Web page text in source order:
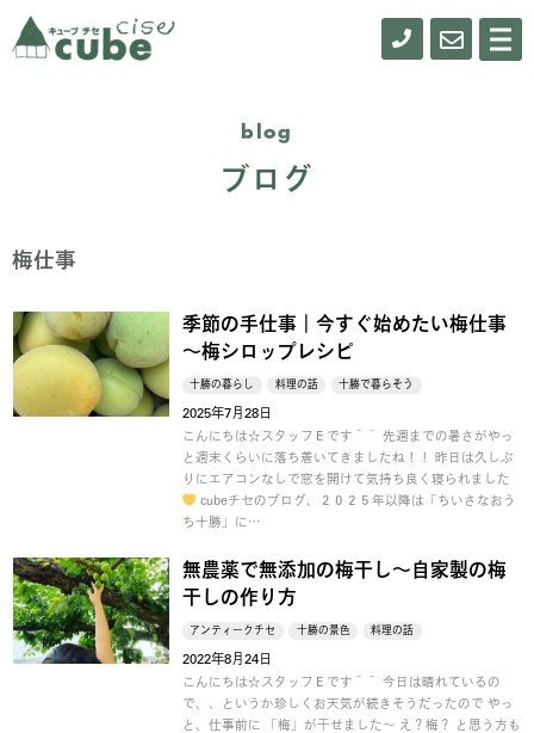
メ
ニ
0155- お
blog
ブログ
梅仕事
季節の手仕事｜今すぐ始めたい梅仕事
～梅シロップレシピ
十勝の暮らし 料理の話 十勝で暮らそう
2025年7月28日
こんにちは☆スタッフＥです＾＾ 先週までの暑さがやっ
と週末くらいに落ち着いてきましたね！！ 昨日は久しぶ
りにエアコンなしで窓を開けて気持ち良く寝られました
cubeチセのブログ、２０２５年以降は「ちいさなおう
ち十勝」に…
無農薬で無添加の梅干し～自家製の梅
干しの作り方
アンティークチセ 十勝の景色 料理の話
2022年8月24日
こんにちは☆スタッフＥです＾＾ 今日は晴れているの
で、、というか珍しくお天気が続きそうだったので やっ
と、仕事前に 「梅」が干せました～ え？梅？ と思う方も